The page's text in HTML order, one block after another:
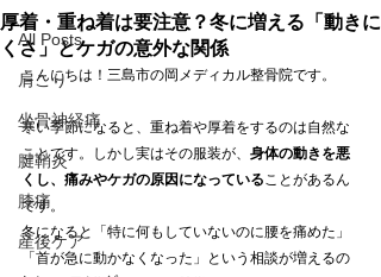
All Posts
肩こり
坐骨神経痛
腱鞘炎
膝痛
産後ケア
厚着・重ね着は要注意？冬に増える「動きに
くさ」とケガの意外な関係
こんにちは！三島市の岡メディカル整骨院です。
寒い季節になると、重ね着や厚着をするのは自然な
ことです。しかし実はその服装が、 身体の動きを悪
くし、痛みやケガの原因になっていることがあるん
です。
冬になると「特に何もしていないのに腰を痛めた」
「首が急に動かなくなった」という相談が増えるの